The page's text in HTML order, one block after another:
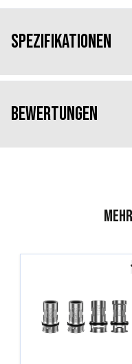
Spezifikationen
Bewertungen